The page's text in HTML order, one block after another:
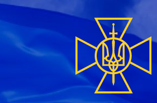
Skip
content